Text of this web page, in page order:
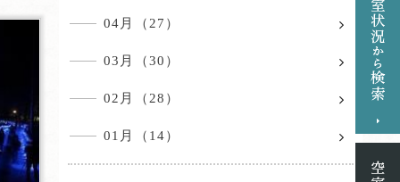
04月（27）
03月（30）
02月（28）
01月（14）